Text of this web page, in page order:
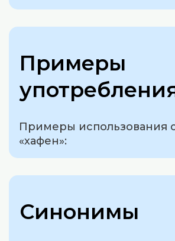
Примеры
Примеры использования
«хафен»:
Синонимы